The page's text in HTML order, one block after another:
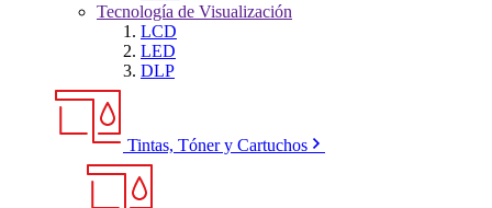
Tecnología de Visualización
LCD
LED
DLP
Tintas, Tóner y Cartuchos